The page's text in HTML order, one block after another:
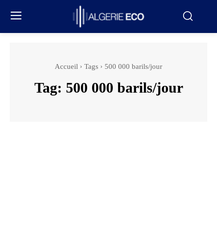
Accueil Tags 500 000 barils/jour
Tag: 500 000 barils/jour